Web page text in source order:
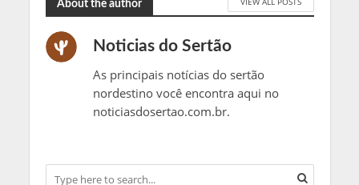
About the author
Noticias do Sertão
As principais notícias do sertão
nordestino você encontra aqui no
noticiasdosertao.com.br.